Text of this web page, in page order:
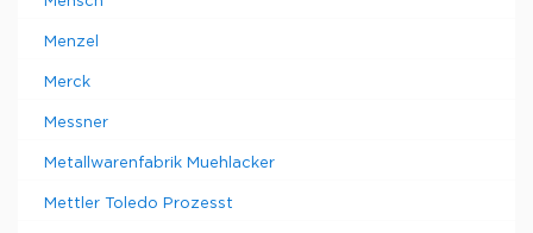
Menzel
Merck
Messner
Metallwarenfabrik Muehlacker
Mettler Toledo Prozesst